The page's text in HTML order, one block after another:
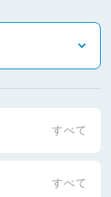
すべて
すべて